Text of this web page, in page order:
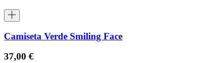
Camiseta Verde Smiling Face
37,00 €